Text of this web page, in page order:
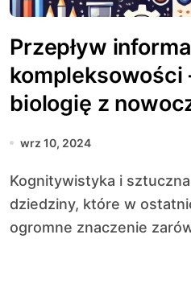
Przepływ
kompleksowości
biologię z
wrz 10, 2024
Kognitywistyka i sztuczna inteligencja to
dziedziny, które w
ogromne znaczenie